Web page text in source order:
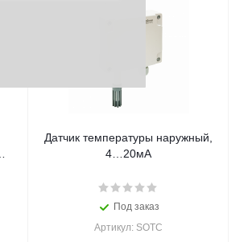
Датчик температуры наружный,
4…20мА
Под заказ
Артикул: SOTC